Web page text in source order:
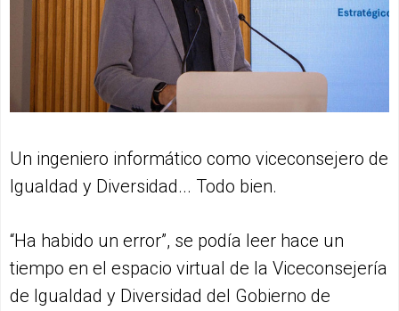
Un ingeniero informático como viceconsejero de
Igualdad y Diversidad... Todo bien.
“Ha habido un error”, se podía leer hace un
tiempo en el espacio virtual de la Viceconsejería
de Igualdad y Diversidad del Gobierno de